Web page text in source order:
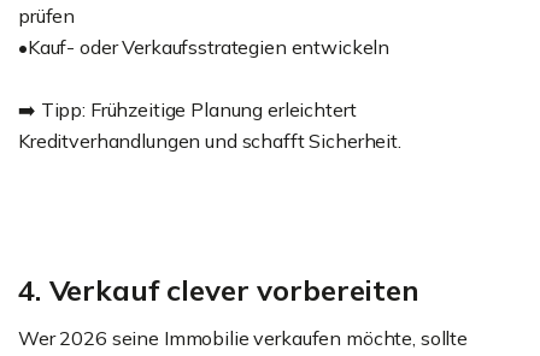
prüfen
•Kauf- oder Verkaufsstrategien entwickeln
➡️ Tipp: Frühzeitige Planung erleichtert
Kreditverhandlungen und schafft Sicherheit.
4. Verkauf clever vorbereiten
Wer 2026 seine Immobilie verkaufen möchte, sollte